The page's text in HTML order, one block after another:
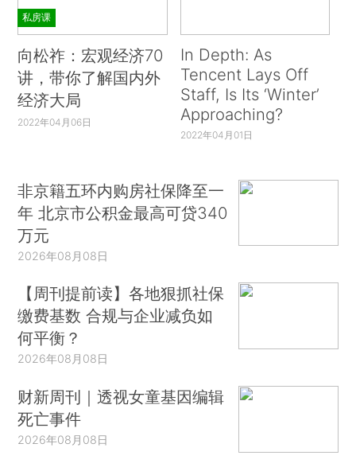
私房课
向松祚：宏观经济70
讲，带你了解国内外
经济大局
2022年04月06日
In Depth: As
Tencent Lays Off
Staff, Is Its ‘Winter’
Approaching?
2022年04月01日
非京籍五环内购房社保降至一
年 北京市公积金最高可贷340
万元
2026年08月08日
【周刊提前读】各地狠抓社保
缴费基数 合规与企业减负如
何平衡？
2026年08月08日
财新周刊｜透视女童基因编辑
死亡事件
2026年08月08日